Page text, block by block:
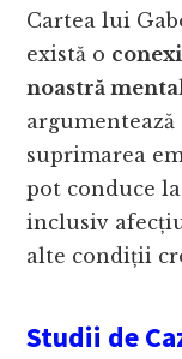
Cartea lui
există o
noastră
suprimarea
pot conduce
inclusiv
alte condiții
Studii de